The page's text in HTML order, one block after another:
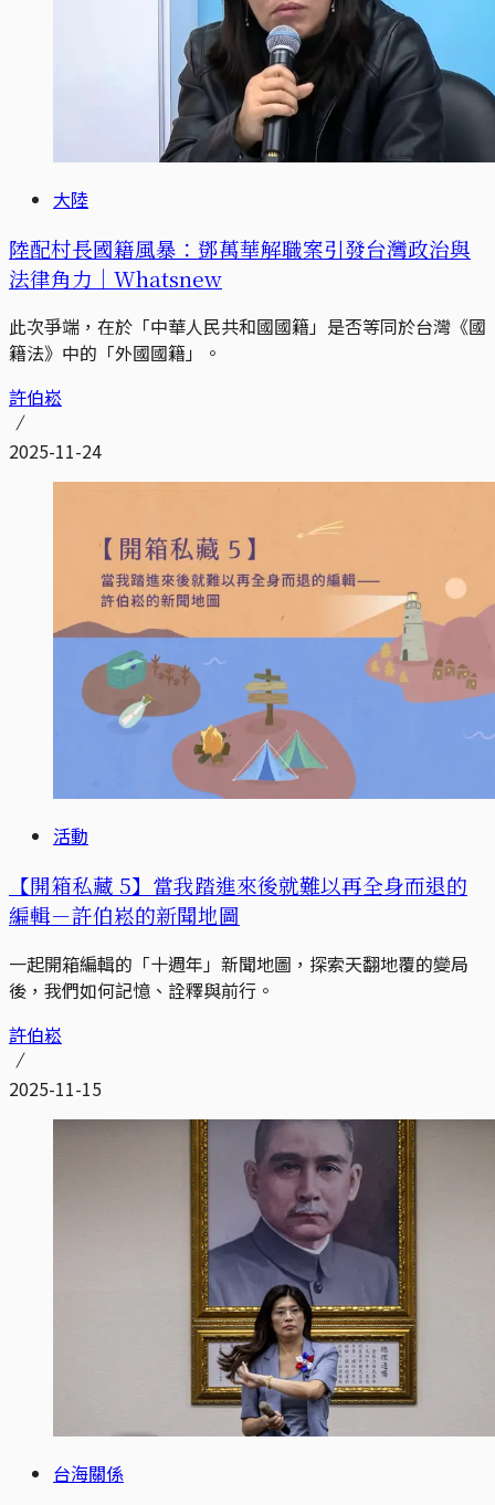
大陸
陸配村長國籍風暴：鄧萬華解職案引發台灣政治與
法律角力｜Whatsnew
此次爭端，在於「中華人民共和國國籍」是否等同於台灣《國
籍法》中的「外國國籍」。
許伯崧
2025-11-24
活動
【開箱私藏 5】當我踏進來後就難以再全身而退的
編輯－許伯崧的新聞地圖
一起開箱編輯的「十週年」新聞地圖，探索天翻地覆的變局
後，我們如何記憶、詮釋與前行。
許伯崧
2025-11-15
台海關係